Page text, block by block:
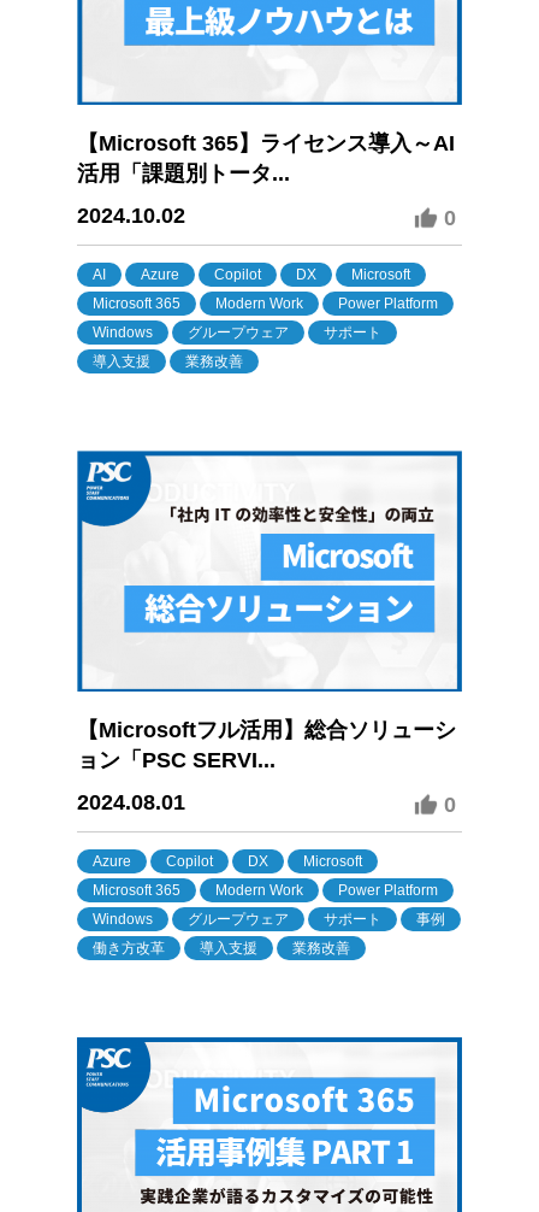
【Microsoft 365】ライセンス導入～AI
活用「課題別トータ...
2024.10.02
0
AI Azure Copilot DX
Microsoft
Microsoft 365
Modern Work
Power Platform
Windows
グループウェア
サポート
導入支援
業務改善
【Microsoftフル活用】総合ソリューシ
ョン「PSC SERVI...
2024.08.01
0
Azure Copilot DX
Microsoft
Microsoft 365
Modern Work
Power Platform
Windows
グループウェア サポート
事例
働き方改革
導入支援 業務改善